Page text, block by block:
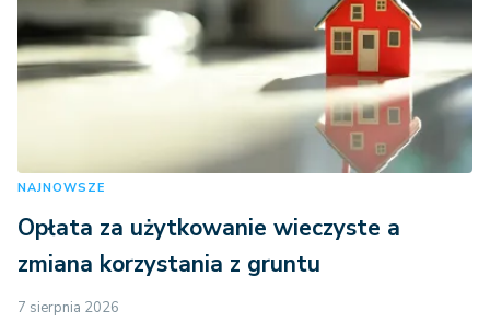
NAJNOWSZE
Opłata za użytkowanie wieczyste a
zmiana korzystania z gruntu
7 sierpnia 2026